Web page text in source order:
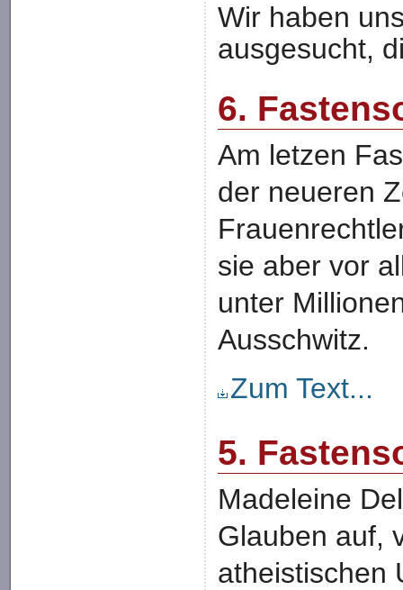
Wir haben
ausgesucht,
6.
Am letzen
der neueren
sie aber vor
unter
Ausschwitz.
Zum Text...
5.
Madeleine
Glauben auf,
atheistischen